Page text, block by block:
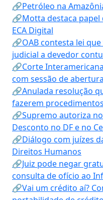
🔗Petróleo na
🔗Motta destaca papel
ECA Digital
🔗OAB contesta lei
judicial a devedor
🔗Corte
com sessão de
🔗Anulada resolução
fazerem
🔗Supremo autoriza
Desconto no DF e no
🔗Diálogo com juízes
Direitos Humanos
🔗Juiz pode negar
consulta de ofício ao
🔗Vai um crédito aí?